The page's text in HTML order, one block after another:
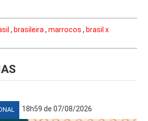
, brasileira,marrocos , brasil x
18h59 de 07/08/2026